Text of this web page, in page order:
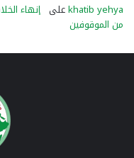
khatib yehyaعلى إنهاء
من الموقوفين